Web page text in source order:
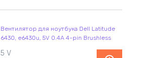
Вентилятор для ноутбука Dell Latitude
6430, e6430u, 5V 0.4A 4-pin Brushless
5 V